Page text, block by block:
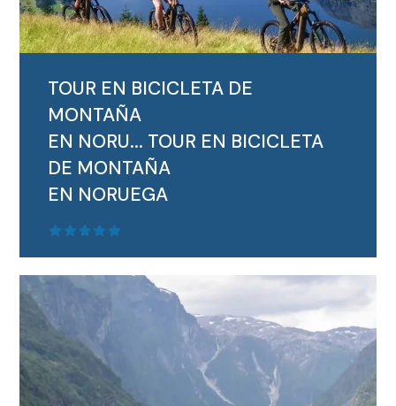
TOUR EN BICICLETA DE
MONTAÑA
EN NORU... TOUR EN BICICLETA
DE MONTAÑA
EN NORUEGA